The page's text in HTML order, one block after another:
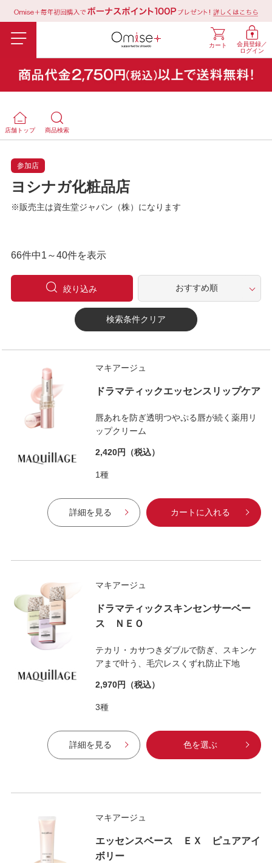
会員登録／
ログイン
カート
店舗トップ 商品検索
参加店
ヨシナガ化粧品店
※販売主は資生堂ジャパン（株）になります
66件中1～40件を表示
絞り込み
検索条件クリア
マキアージュ
ドラマティックエッセンスリップケア
唇あれを防ぎ透明つやぷる唇が続く薬用リ
ップクリーム
2,420円 （税込）
1種
詳細を見る カートに入れる
マキアージュ
ドラマティックスキンセンサーベー
ス ＮＥＯ
テカリ・カサつきダブルで防ぎ、スキンケ
アまで叶う、毛穴レスくずれ防止下地
2,970円 （税込）
3種
詳細を見る 色を選ぶ
マキアージュ
エッセンスベース ＥＸ ピュアアイ
ボリー